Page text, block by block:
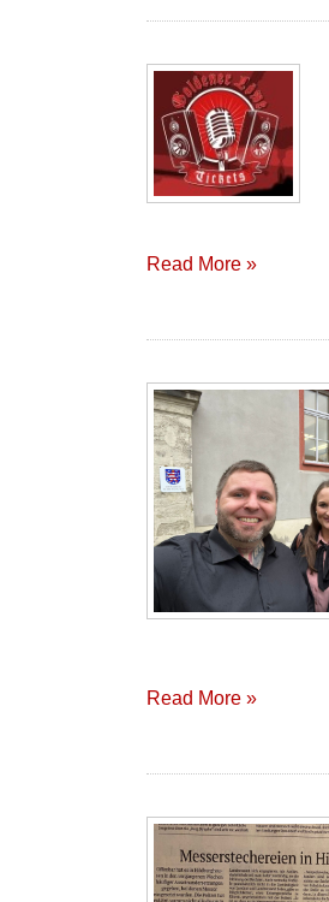
Read More »
Read More »